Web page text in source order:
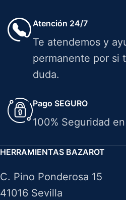
Atención 24/7
Te atendemos y
permanente por si
duda.
Pago SEGURO
100% Seguridad
HERRAMIENTAS BAZAROT
C. Pino Ponderosa 15
41016 Sevilla